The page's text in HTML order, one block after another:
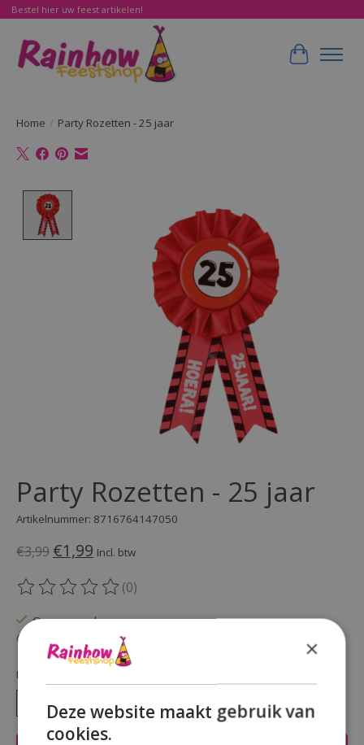
Bestel hier uw feest artikelen!
Home / Party Rozetten - 25 jaar
Party Rozetten - 25 jaar
Artikelnummer: 8716764147050
€3,99 €1,99 Incl. btw
De beoordeling van dit product is
(0)
Op voorraad
Beschikbaarheid in de winkel controleren
Hoeveelheid:
×
Deze website maakt gebruik van
cookies.